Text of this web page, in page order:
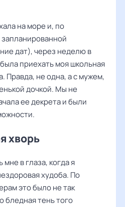
на море и, по
дат), через неделю в
приехать моя школьная
Правда, не одна, а с мужем,
дочкой. Мы не
ее декрета и были
хворь
в глаза, когда я
худоба. По
это было не так
бледная тень того